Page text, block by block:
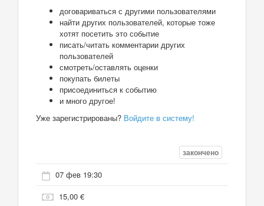
договариваться с другими пользователями
найти других пользователей, которые тоже
хотят посетить это событие
писать/читать комментарии других
пользователей
смотреть/оставлять оценки
покупать билеты
присоединиться к событию
и много другое!
Уже зарегистрированы? Войдите в систему!
закончено
07 фев 19:30
15,00 €